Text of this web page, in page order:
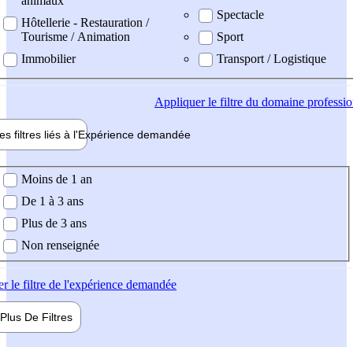
Hôtellerie - Restauration /
Tourisme / Animation
Immobilier
Spectacle
Sport
Transport / Logistique
Appliquerle filtre du domaine
filtres liés à l'Expérience demandée
demandée
Moins de 1 an
De 1 à 3 ans
Plus de 3 ans
Non renseignée
le filtre de l'expérience demandée
Plus De Filtres